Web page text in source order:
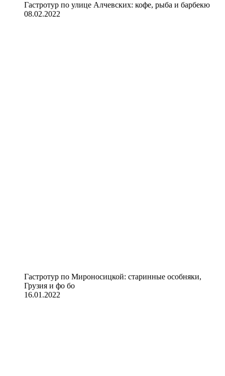
Гастротур по улице Алчевских: кофе, рыба и барбекю
08.02.2022
Гастротур по Мироносицкой: старинные особняки,
Грузия и фо бо
16.01.2022